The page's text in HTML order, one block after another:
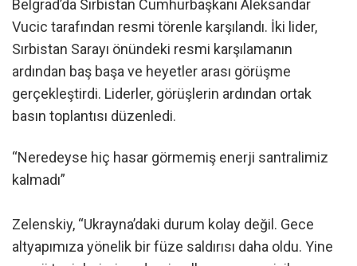
Belgrad’da Sırbistan Cumhurbaşkanı Aleksandar
Vucic tarafından resmi törenle karşılandı. İki lider,
Sırbistan Sarayı önündeki resmi karşılamanın
ardından baş başa ve heyetler arası görüşme
gerçekleştirdi. Liderler, görüşlerin ardından ortak
basın toplantısı düzenledi.
“Neredeyse hiç hasar görmemiş enerji santralimiz
kalmadı”
Zelenskiy, “Ukrayna’daki durum kolay değil. Gece
altyapımıza yönelik bir füze saldırısı daha oldu. Yine